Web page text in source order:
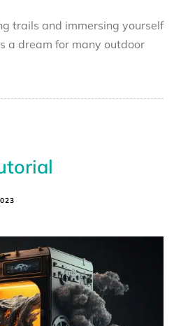
trails and immersing yourself
a dream for many outdoor